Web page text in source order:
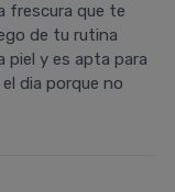
frescura que te
de tu rutina
piel y es apta para
dia porque no